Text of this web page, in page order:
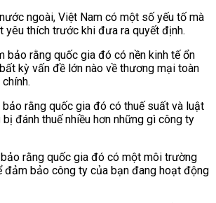
ngoài, Việt Nam có một số yếu tố mà
yêu thích trước khi đưa ra quyết định.
bảo rằng quốc gia đó có nền kinh tế ổn
kỳ vấn đề lớn nào về thương mại toàn
rằng quốc gia đó có thuế suất và luật
đánh thuế nhiều hơn những gì công ty
rằng quốc gia đó có một môi trường
đảm bảo công ty của bạn đang hoạt động